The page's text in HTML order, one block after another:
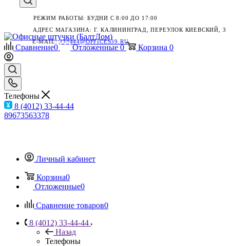
РЕЖИМ РАБОТЫ: БУДНИ С 8:00 ДО 17:00
АДРЕС МАГАЗИНА: Г. КАЛИНИНГРАД, ПЕРЕУЛОК КИЕВСКИЙ, 3
E-MAIL:334444@OFFICES39.RU
Сравнение0 Отложенные 0 Корзина 0
Телефоны
8 (4012) 33-44-44
89673563378
Личный кабинет
Корзина0
Отложенные0
Сравнение товаров0
8 (4012) 33-44-44
Назад
Телефоны